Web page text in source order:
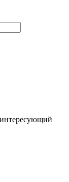
интересующий